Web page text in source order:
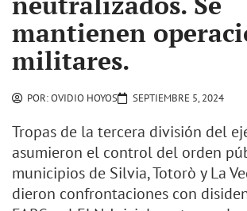
mantienen
militares.
POR:OVIDIO HOYOS SEPTIEMBRE 5, 2024
Tropas de la tercera división del
asumieron el control del orden
municipios de Silvia, Totorò y La
dieron confrontaciones con